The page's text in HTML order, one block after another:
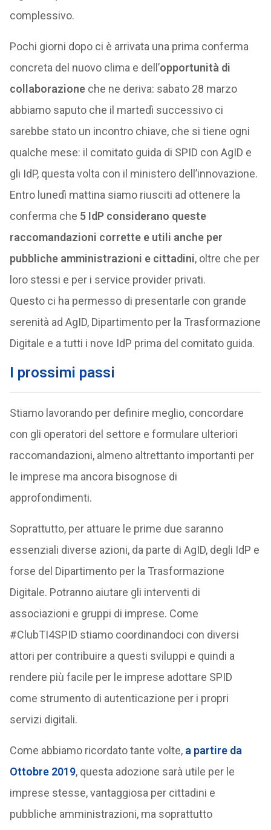
complessivo.
Pochi giorni dopo ci è arrivata una prima conferma
concreta del nuovo clima e dell’opportunità di
collaborazioneche ne deriva: sabato 28 marzo
abbiamo saputo che il martedì successivo ci
sarebbe stato un incontro chiave, che si tiene ogni
qualche mese: il comitato guida di SPID con AgID e
gli IdP, questa volta con il ministero dell’innovazione.
Entro lunedì mattina siamo riusciti ad ottenere la
conferma che 5 IdP considerano queste
raccomandazioni corrette e utili anche per
pubbliche amministrazioni e cittadini, oltre che per
loro stessi e per i service provider privati.
Questo ci ha permesso di presentarle con grande
serenità ad AgID, Dipartimento per la Trasformazione
Digitale e a tutti i nove IdP prima del comitato guida.
I prossimi passi
Stiamo lavorando per definire meglio, concordare
con gli operatori del settore e formulare ulteriori
raccomandazioni, almeno altrettanto importanti per
le imprese ma ancora bisognose di
approfondimenti.
Soprattutto, per attuare le prime due saranno
essenziali diverse azioni, da parte di AgID, degli IdP e
forse del Dipartimento per la Trasformazione
Digitale. Potranno aiutare gli interventi di
associazioni e gruppi di imprese. Come
#ClubTI4SPID stiamo coordinandoci con diversi
attori per contribuire a questi sviluppi e quindi a
rendere più facile per le imprese adottare SPID
come strumento di autenticazione per i propri
servizi digitali.
Come abbiamo ricordato tante volte, a partire da
Ottobre 2019, questa adozione sarà utile per le
imprese stesse, vantaggiosa per cittadini e
pubbliche amministrazioni, ma soprattutto